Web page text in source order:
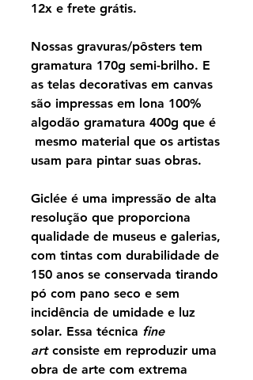
12x e frete grátis.
Nossas gravuras/pôsters tem
gramatura 170g semi-brilho. E
as telas decorativas em canvas
são impressas em lona 100%
algodão gramatura 400g que é
mesmo material que os artistas
usam para pintar suas obras.
Giclée é uma impressão de alta
resolução que proporciona
qualidade de museus e galerias,
com tintas com durabilidade de
150 anos se conservada tirando
pó com pano seco e sem
incidência de umidade e luz
solar. Essa técnica fine
artconsiste em reproduzir uma
obra de arte com extrema